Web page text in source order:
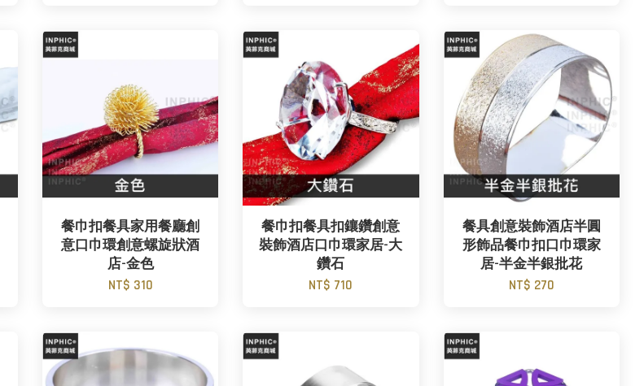
餐巾扣餐具家用餐廳創
意口巾環創意螺旋狀酒
店-金色
NT$ 310
餐巾扣餐具扣鑲鑽創意
裝飾酒店口巾環家居-大
鑽石
NT$ 710
餐具創意裝飾酒店半圓
形飾品餐巾扣口巾環家
居-半金半銀批花
NT$ 270